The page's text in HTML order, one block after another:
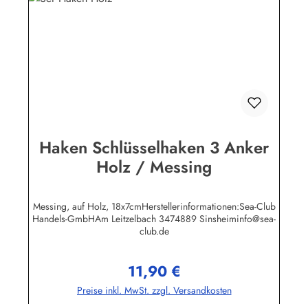
Haken Schlüsselhaken 3 Anker
Holz / Messing
Messing, auf Holz, 18x7cmHerstellerinformationen:Sea-Club
Handels-GmbHAm Leitzelbach 3474889 Sinsheiminfo@sea-
club.de
Regulärer Preis:
11,90 €
Preise inkl. MwSt. zzgl. Versandkosten